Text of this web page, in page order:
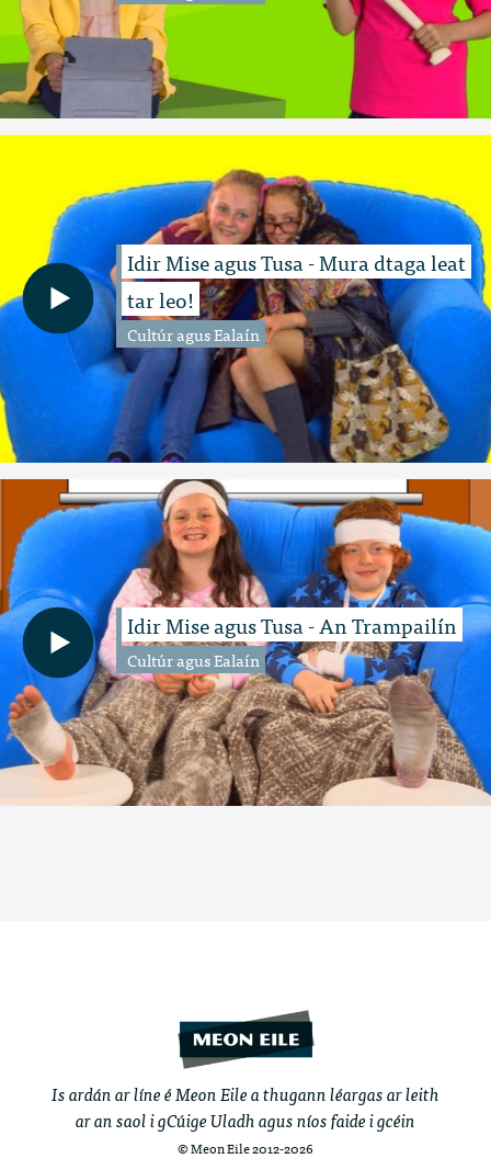
Idir Mise agus Tusa - Mura dtaga leat
tar leo!
Cultúr agus Ealaín
Idir Mise agus Tusa - An Trampailín
Cultúr agus Ealaín
Is ardán ar líne é Meon Eile a thugann léargas ar leith
ar an saol i gCúige Uladh agus níos faide i gcéin
© Meon Eile 2012-2026